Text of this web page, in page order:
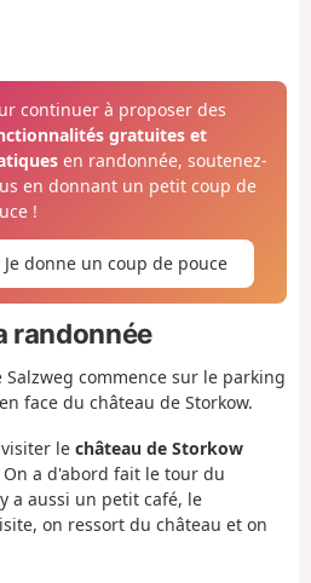
continuer à proposer des
gratuites et
en randonnée, soutenez-
en donnant un petit coup de
!
Je donne un coup de pouce
randonnée
commence sur le parking
face du château de Storkow.
le château de Storkow
a d'abord fait le tour du
a aussi un petit café, le
on ressort du château et on